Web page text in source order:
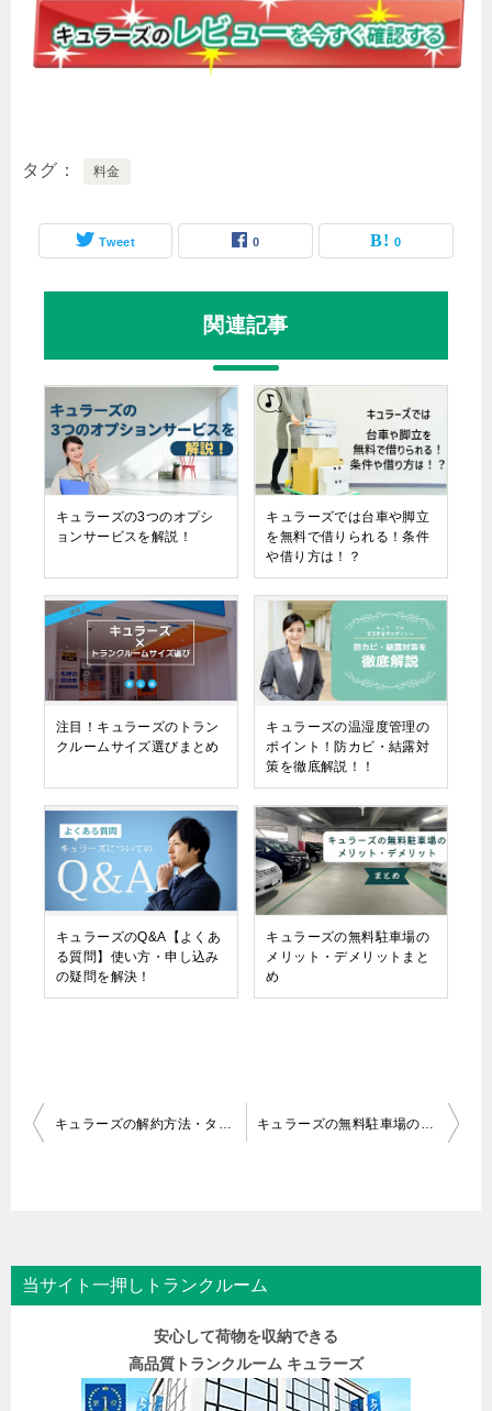
タグ 料金
Tweet 0 0
関連記事
キュラーズの3つのオプシ
ョンサービスを解説！
キュラーズでは台車や脚立
を無料で借りられる！条件
や借り方は！？
注目！キュラーズのトラン
クルームサイズ選びまとめ
キュラーズの温湿度管理の
ポイント！防カビ・結露対
策を徹底解説！！
キュラーズのQ&A【よくあ
る質問】使い方・申し込み
の疑問を解決！
キュラーズの無料駐車場の
メリット・デメリットまと
め
投
ゲ
ー
当サイト一押しトランクルーム
安心して荷物を収納できる
高品質トランクルーム キュラーズ